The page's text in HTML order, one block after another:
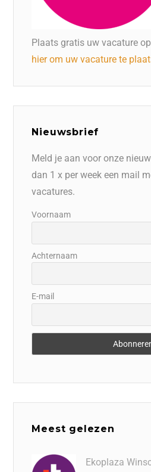
Plaats gratis uw vacature
hier om uw vacature te
Nieuwsbrief
Meld je aan voor onze
dan 1 x per week een mail
vacatures.
Voornaam
Achternaam
E-mail
Meest gelezen
Ekoplaza